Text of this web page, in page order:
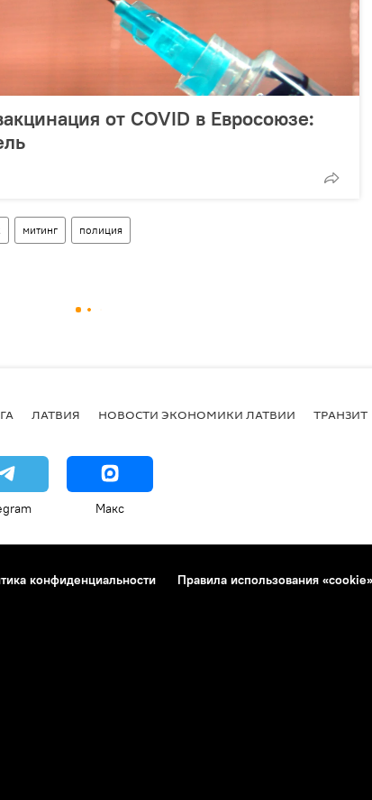
от COVID в Евросоюзе:
митинг полиция
ЛАТВИЯ НОВОСТИ ЭКОНОМИКИ ЛАТВИИ ТРАНЗИТ
Макс
конфиденциальности Правила использования «cookie»